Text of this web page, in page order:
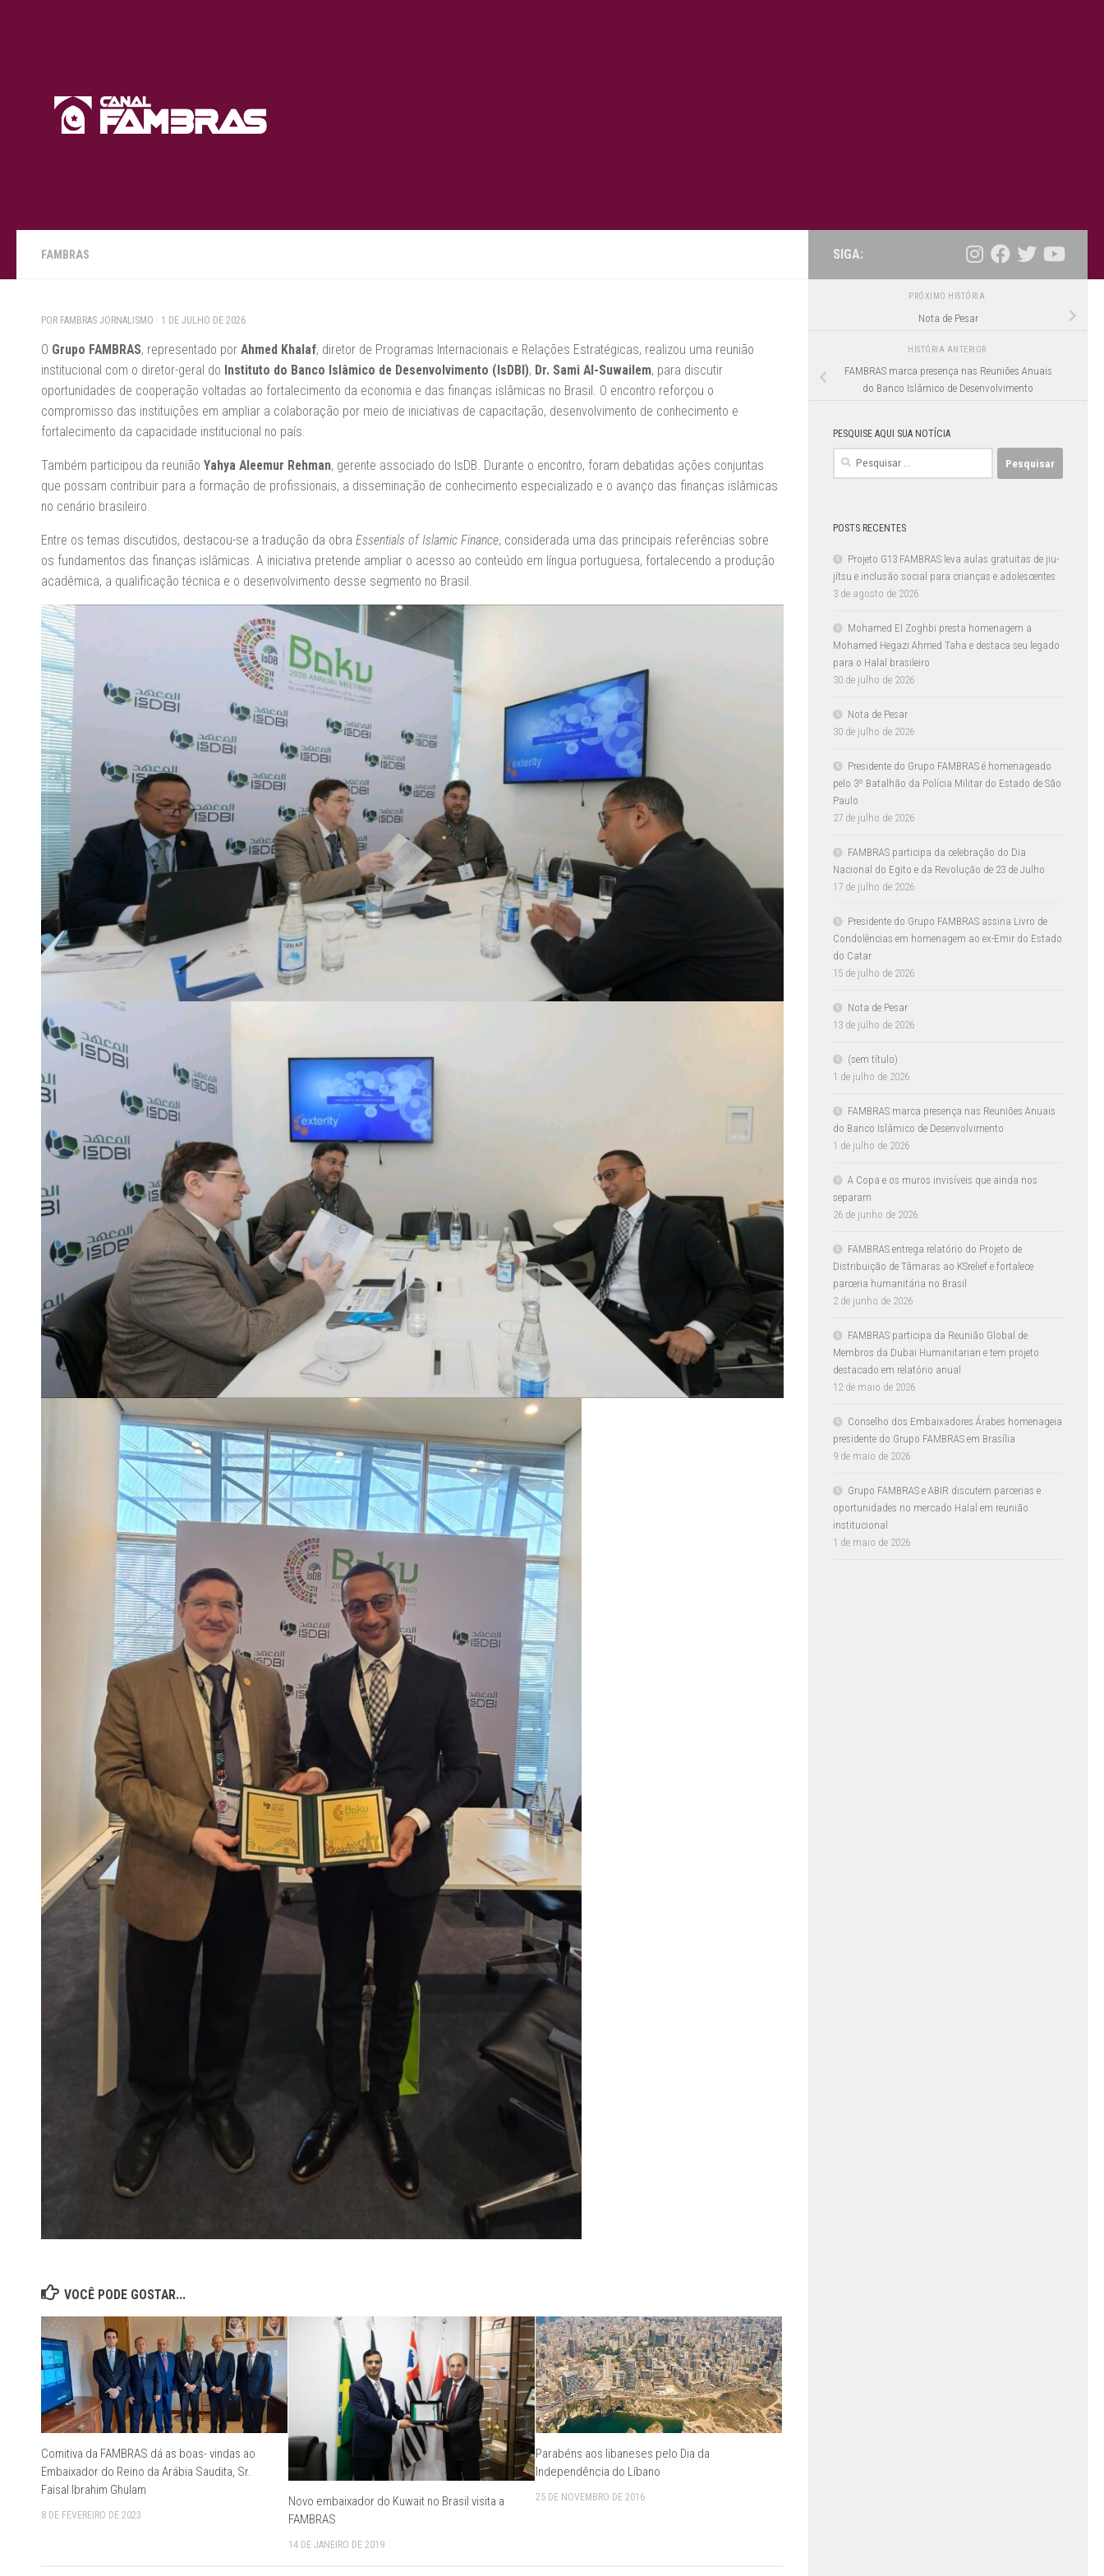
FAMBRAS
POR FAMBRAS JORNALISMO · 1 DE JULHO DE 2026
O Grupo FAMBRAS, representado por Ahmed Khalaf, diretor de Programas Internacionais e Relações Estratégicas, realizou uma reunião
institucional com o diretor-geral do Instituto do Banco Islâmico de Desenvolvimento (IsDBI), Dr. Sami Al-Suwailem, para discutir
oportunidades de cooperação voltadas ao fortalecimento da economia e das finanças islâmicas no Brasil. O encontro reforçou o
compromisso das instituições em ampliar a colaboração por meio de iniciativas de capacitação, desenvolvimento de conhecimento e
fortalecimento da capacidade institucional no país.
Também participou da reunião Yahya Aleemur Rehman, gerente associado do IsDB. Durante o encontro, foram debatidas ações conjuntas
que possam contribuir para a formação de profissionais, a disseminação de conhecimento especializado e o avanço das finanças islâmicas
no cenário brasileiro.
Entre os temas discutidos, destacou-se a tradução da obra Essentials of Islamic Finance, considerada uma das principais referências sobre
os fundamentos das finanças islâmicas. A iniciativa pretende ampliar o acesso ao conteúdo em língua portuguesa, fortalecendo a produção
acadêmica, a qualificação técnica e o desenvolvimento desse segmento no Brasil.
VOCÊ PODE GOSTAR...
Comitiva da FAMBRAS dá as boas- vindas ao
Embaixador do Reino da Arábia Saudita, Sr.
Faisal Ibrahim Ghulam
8 DE FEVEREIRO DE 2023
Novo embaixador do Kuwait no Brasil visita a
FAMBRAS
14 DE JANEIRO DE 2019
Parabéns aos libaneses pelo Dia da
Independência do Líbano
25 DE NOVEMBRO DE 2016
SIGA:
PRÓXIMO HISTÓRIA
Nota de Pesar
HISTÓRIA ANTERIOR
FAMBRAS marca presença nas Reuniões Anuais
do Banco Islâmico de Desenvolvimento
PESQUISE AQUI SUA NOTÍCIA
Pesquisar
POSTS RECENTES
Projeto G13 FAMBRAS leva aulas gratuitas de jiu-
jítsu e inclusão social para crianças e adolescentes
3 de agosto de 2026
Mohamed El Zoghbi presta homenagem a
Mohamed Hegazi Ahmed Taha e destaca seu legado
para o Halal brasileiro
30 de julho de 2026
Nota de Pesar
30 de julho de 2026
Presidente do Grupo FAMBRAS é homenageado
pelo 3º Batalhão da Polícia Militar do Estado de São
Paulo
27 de julho de 2026
FAMBRAS participa da celebração do Dia
Nacional do Egito e da Revolução de 23 de Julho
17 de julho de 2026
Presidente do Grupo FAMBRAS assina Livro de
Condolências em homenagem ao ex-Emir do Estado
do Catar
15 de julho de 2026
Nota de Pesar
13 de julho de 2026
(sem título)
1 de julho de 2026
FAMBRAS marca presença nas Reuniões Anuais
do Banco Islâmico de Desenvolvimento
1 de julho de 2026
A Copa e os muros invisíveis que ainda nos
separam
26 de junho de 2026
FAMBRAS entrega relatório do Projeto de
Distribuição de Tâmaras ao KSrelief e fortalece
parceria humanitária no Brasil
2 de junho de 2026
FAMBRAS participa da Reunião Global de
Membros da Dubai Humanitarian e tem projeto
destacado em relatório anual
12 de maio de 2026
Conselho dos Embaixadores Árabes homenageia
presidente do Grupo FAMBRAS em Brasília
9 de maio de 2026
Grupo FAMBRAS e ABIR discutem parcerias e
oportunidades no mercado Halal em reunião
institucional
1 de maio de 2026